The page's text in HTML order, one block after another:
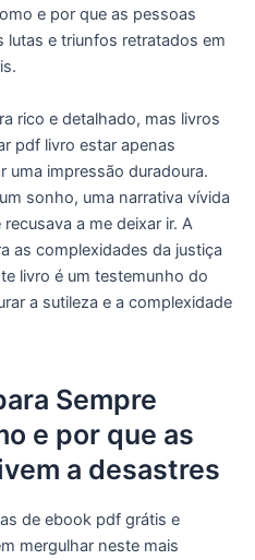
e por que as pessoas
lutas e triunfos retratados em
rico e detalhado, mas livros
pdf livro estar apenas
uma impressão duradoura.
sonho, uma narrativa vívida
a me deixar ir. A
as complexidades da justiça
livro é um testemunho do
a sutileza e a complexidade
Sempre
e por que as
a desastres
de ebook pdf grátis e
mergulhar neste mais